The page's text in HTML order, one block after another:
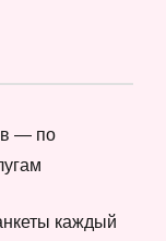
— по
каждый